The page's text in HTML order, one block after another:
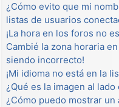
¿Cómo evito que mi
listas de usuarios
¡La hora en los foros no
Cambié la zona horaria
siendo incorrecto!
¡Mi idioma no está en la
¿Qué es la imagen al
¿Cómo puedo mostrar un